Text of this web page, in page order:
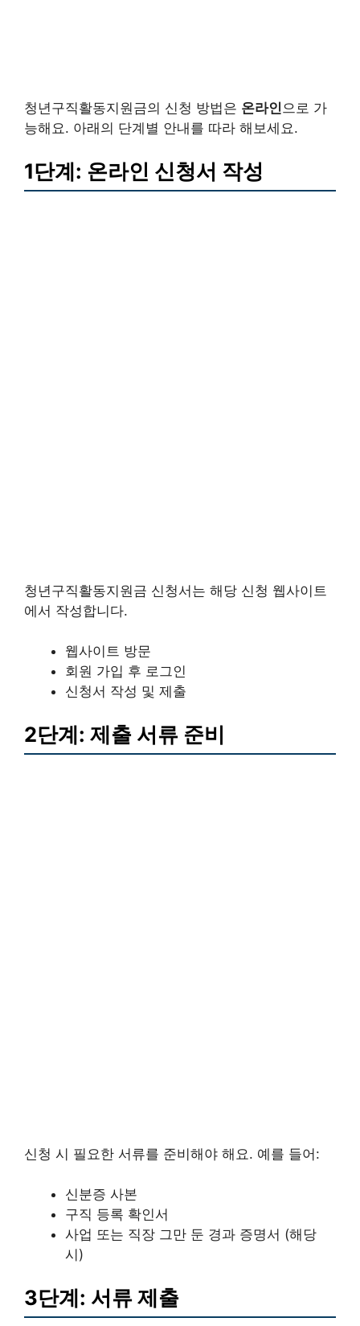
청년구직활동지원금의 신청 방법은 온라인으로 가
능해요. 아래의 단계별 안내를 따라 해보세요.
1단계: 온라인 신청서 작성
청년구직활동지원금 신청서는 해당 신청 웹사이트
에서 작성합니다.
웹사이트 방문
회원 가입 후 로그인
신청서 작성 및 제출
2단계: 제출 서류 준비
신청 시 필요한 서류를 준비해야 해요. 예를 들어:
신분증 사본
구직 등록 확인서
사업 또는 직장 그만 둔 경과 증명서 (해당
시)
3단계: 서류 제출